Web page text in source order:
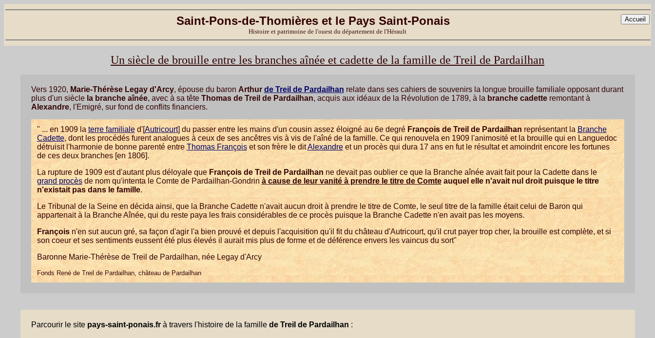
Saint-Pons-de-Thomières et le Pays Saint-Ponais
Histoire et patrimoine de l'ouest du département de l'Hérault
Un siècle de brouille entre les branches aînée et cadette de la famille de Treil de Pardailhan
Vers 1920, Marie-Thérèse Legay d'Arcy, épouse du baron Arthur de Treil de Pardailhan relate dans ses cahiers de souvenirs la longue brouille familiale opposant durant
plus d'un siècle la branche aînée, avec à sa tête Thomas de Treil de Pardailhan, acquis aux idéaux de la Révolution de 1789, à la branche cadetteremontant à
Alexandre, l'Emigré, sur fond de conflits financiers.
" ... en 1909 la terre familialed'[Autricourt] du passer entre les mains d'un cousin assez éloigné au 6e degré François de Treil de Pardailhan représentant la Branche
Cadette, dont les procédés furent analogues à ceux de ses ancêtres vis à vis de l'aîné de la famille. Ce qui renouvela en 1909 l'animosité et la brouille qui en Languedoc
détruisit l'harmonie de bonne parenté entre Thomas Françoiset son frère le ditAlexandreet un procès qui dura 17 ans en fut le résultat et amoindrit encore les fortunes
de ces deux branches [en 1806].
La rupture de 1909 est d'autant plus déloyale que François de Treil de Pardailhan ne devait pas oublier ce que la Branche aînée avait fait pour la Cadette dans le
grand procèsde nom qu'intenta le Comte de Pardailhan-Gondrin à cause de leur vanité à prendre le titre de Comteauquel elle n'avait nul droit puisque le titre
n'existait pas dans le famille.
Le Tribunal de la Seine en décida ainsi, que la Branche Cadette n'avait aucun droit à prendre le titre de Comte, le seul titre de la famille était celui de Baron qui
appartenait à la Branche Aînée, qui du reste paya les frais considérables de ce procès puisque la Branche Cadette n'en avait pas les moyens.
Françoisn'en sut aucun gré, sa façon d'agir l'a bien prouvé et depuis l'acquisition qu'il fit du château d'Autricourt, qu'il crut payer trop cher, la brouille est complète, et si
son coeur et ses sentiments eussent été plus élevés il aurait mis plus de forme et de déférence envers les vaincus du sort"
Baronne Marie-Thérèse de Treil de Pardailhan, née Legay d'Arcy
Fonds René de Treil de Pardailhan, château de Pardailhan
Parcourir le site pays-saint-ponais.frà travers l'histoire de la famille de Treil de Pardailhan :